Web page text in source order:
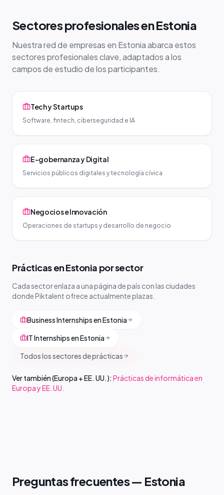
Sectores profesionales en Estonia
Nuestra red de empresas en Estonia abarca estos
sectores profesionales clave, adaptados a los
campos de estudio de los participantes.
Tech y Startups
Software, fintech, ciberseguridad e IA
E-gobernanza y Digital
Servicios públicos digitales y tecnología cívica
Negocios e Innovación
Operaciones de startups y desarrollo de negocio
Prácticas en Estonia por sector
Cada sector enlaza a una página de país con las ciudades
donde Piktalent ofrece actualmente plazas.
Business Internships en Estonia
IT Internships en Estonia
Todos los sectores de prácticas
Ver también (Europa + EE. UU.): Prácticas de informática en
Europa y EE. UU.
Preguntas frecuentes — Estonia